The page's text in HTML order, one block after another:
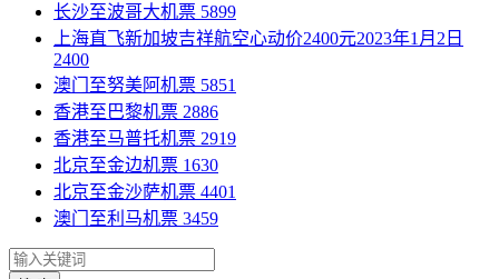
长沙至波哥大机票 5899
上海直飞新加坡吉祥航空心动价2400元2023年1月2日
2400
澳门至努美阿机票 5851
香港至巴黎机票 2886
香港至马普托机票 2919
北京至金边机票 1630
北京至金沙萨机票 4401
澳门至利马机票 3459